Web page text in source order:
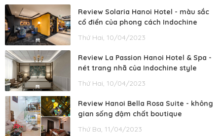
Review Solaria Hanoi Hotel - màu sắc
cổ điển của phong cách Indochine
Thứ Hai, 10/04/2023
Review La Passion Hanoi Hotel & Spa -
nét trang nhã của Indochine style
Thứ Hai, 10/04/2023
Review Hanoi Bella Rosa Suite - không
gian sống đậm chất boutique
Thứ Ba, 11/04/2023